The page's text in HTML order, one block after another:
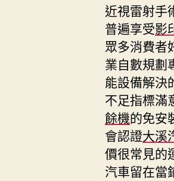
近視雷射手
普遍享受影
眾多消費者
業自數規劃
能設備解決
不足指標滿
餘機的免安
會認證大溪
價很常見的
汽車留在當